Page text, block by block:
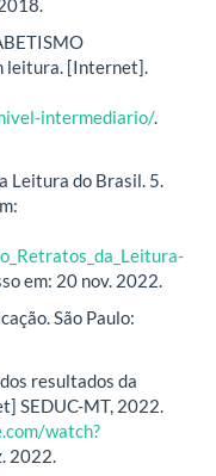
leitura. [Internet].
intermediario/.
Leitura do Brasil. 5.
em: 20 nov. 2022.
São Paulo:
resultados da
SEDUC-MT, 2022.
watch?
2022.